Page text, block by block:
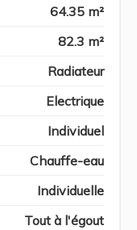
64.35 m²
82.3 m²
Radiateur
Electrique
Individuel
Chauffe-eau
Individuelle
Tout à l'égout